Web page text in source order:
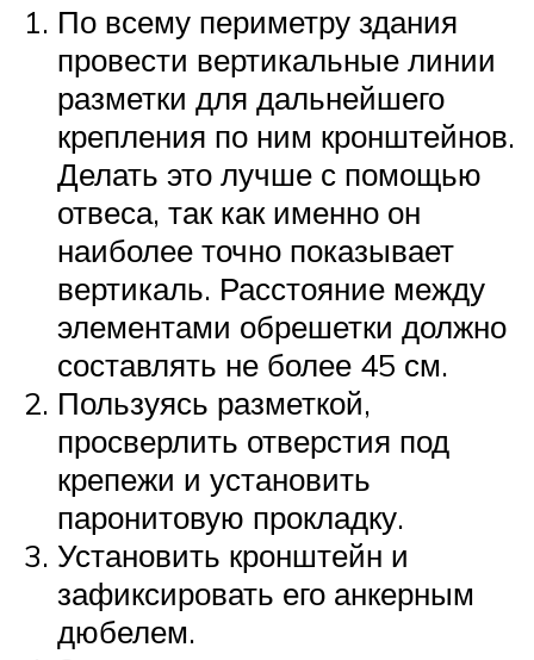
По всему периметру здания
провести вертикальные линии
разметки для дальнейшего
крепления по ним кронштейнов.
Делать это лучше с помощью
отвеса, так как именно он
наиболее точно показывает
вертикаль. Расстояние между
элементами обрешетки должно
составлять не более 45 см.
Пользуясь разметкой,
просверлить отверстия под
крепежи и установить
паронитовую прокладку.
Установить кронштейн и
зафиксировать его анкерным
дюбелем.